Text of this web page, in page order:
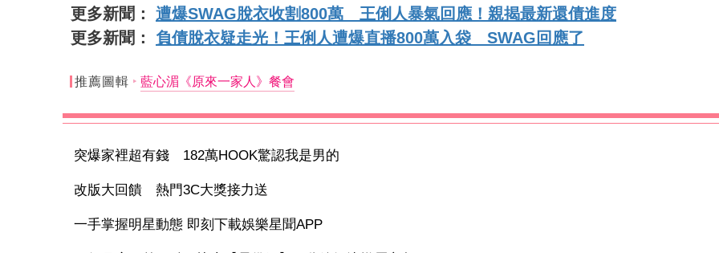
更多新聞： 遭爆SWAG脫衣收割800萬 王俐人暴氣回應！親揭最新還債進度
更多新聞： 負債脫衣疑走光！王俐人遭爆直播800萬入袋 SWAG回應了
推薦圖輯 藍心湄《原來一家人》餐會
突爆家裡超有錢 182萬HOOK驚認我是男的
改版大回饋 熱門3C大獎接力送
一手掌握明星動態 即刻下載娛樂星聞APP